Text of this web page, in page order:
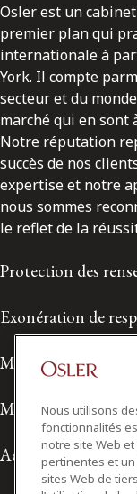
Osler est un
premier plan qui
internationale à
York. Il compte
secteur et du
marché qui en sont
Notre réputation
succès de nos
expertise et notre
nous sommes
le reflet de la
Protection des
Exonération de
Modalités de
Modalités
Accessibilité
Nous utilisons
fonctionnalités
notre site Web
pertinentes et
sites Web de